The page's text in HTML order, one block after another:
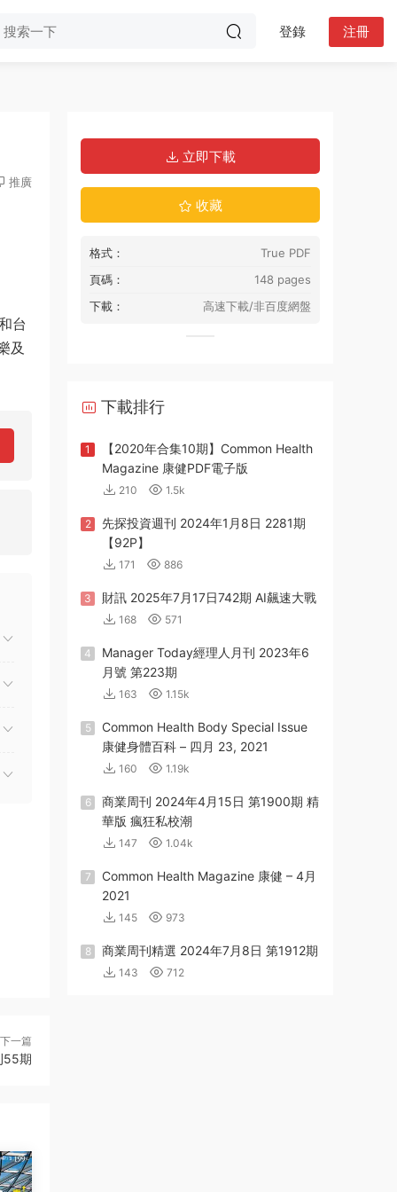
登錄 注冊
推廣
台
及
下一篇
55期
立即下載
收藏
格式：
True PDF
頁碼：
148 pages
下載：
高速下載/非百度網盤
下載排行
1
【2020年合集10期】Common Health
Magazine 康健PDF電子版
210 1.5k
2
先探投資週刊 2024年1月8日 2281期
【92P】
171 886
3 財訊 2025年7月17日742期 AI飆速大戰
168 571
4
Manager Today經理人月刊 2023年6
月號 第223期
163 1.15k
5
Common Health Body Special Issue
康健身體百科 – 四月 23, 2021
160 1.19k
6
商業周刊 2024年4月15日 第1900期 精
華版 瘋狂私校潮
147 1.04k
7
Common Health Magazine 康健 – 4月
2021
145 973
8 商業周刊精選 2024年7月8日 第1912期
143 712